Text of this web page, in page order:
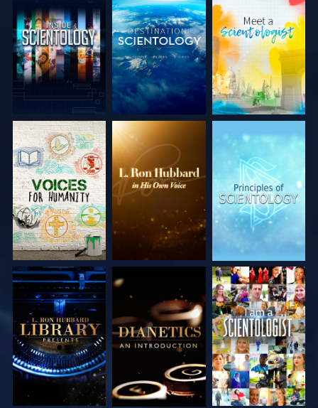
DÉCOUVRIR LES
SÉRIES
DÉCOUVRIR LES
SÉRIES
DÉCOUVRIR LES
SÉRIES
DÉCOUVRIR LES
SÉRIES
DÉCOUVRIR LES
SÉRIES
REGARDER